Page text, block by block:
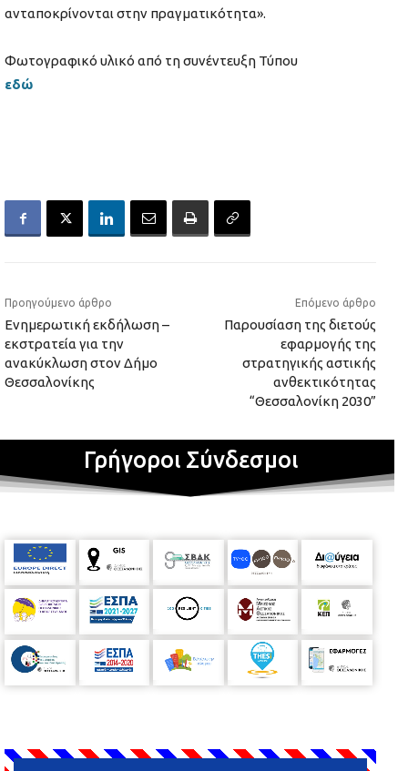
ανταποκρίνονται στην πραγματικότητα».
Φωτογραφικό υλικό από τη συνέντευξη Τύπου
εδώ
Προηγούμενο άρθρο
Ενημερωτική εκδήλωση –
εκστρατεία για την
ανακύκλωση στον Δήμο
Θεσσαλονίκης
Επόμενο άρθρο
Παρουσίαση της διετούς
εφαρμογής της
στρατηγικής αστικής
ανθεκτικότητας
“Θεσσαλονίκη 2030”
Γρήγοροι Σύνδεσμοι